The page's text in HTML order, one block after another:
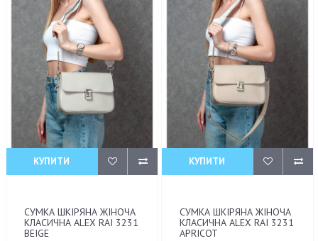
КУПИТИ
СУМКА ШКІРЯНА ЖІНОЧА
КЛАСИЧНА ALEX RAI 3231
BEIGE
КУПИТИ
СУМКА ШКІРЯНА ЖІНОЧА
КЛАСИЧНА ALEX RAI 3231
APRICOT